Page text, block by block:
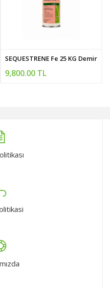
SEQUESTRENE Fe 25 KG Demirli
9,800.00 TL